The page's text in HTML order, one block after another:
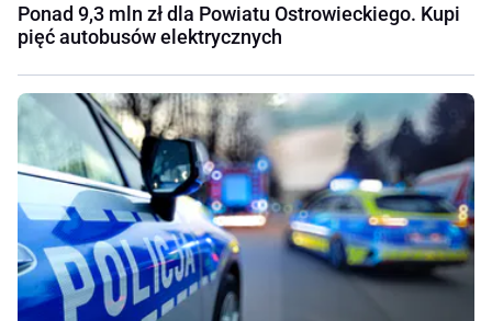
Ponad 9,3 mln zł dla Powiatu Ostrowieckiego. Kupi
pięć autobusów elektrycznych